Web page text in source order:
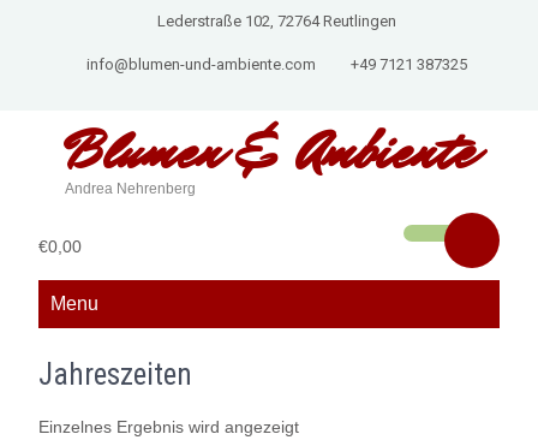
Lederstraße 102, 72764 Reutlingen
info@blumen-und-ambiente.com +49 7121 387325
Blumen &Ambiente
Andrea Nehrenberg
€0,00
Menu
Jahreszeiten
Einzelnes Ergebnis wird angezeigt